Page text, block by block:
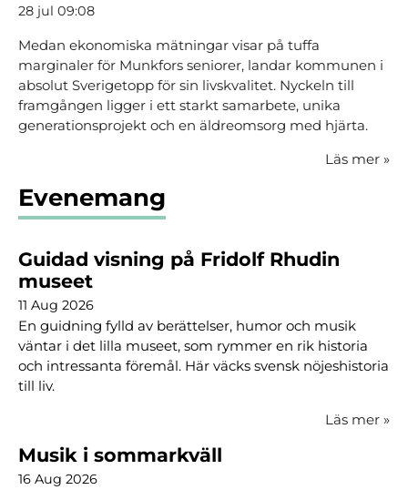
28 jul 09:08
Medan ekonomiska mätningar visar på tuffa
marginaler för Munkfors seniorer, landar kommunen i
absolut Sverigetopp för sin livskvalitet. Nyckeln till
framgången ligger i ett starkt samarbete, unika
generationsprojekt och en äldreomsorg med hjärta.
Läs mer »
Evenemang
Guidad visning på Fridolf Rhudin
museet
11 Aug 2026
En guidning fylld av berättelser, humor och musik
väntar i det lilla museet, som rymmer en rik historia
och intressanta föremål. Här väcks svensk nöjeshistoria
till liv.
Läs mer »
Musik i sommarkväll
16 Aug 2026